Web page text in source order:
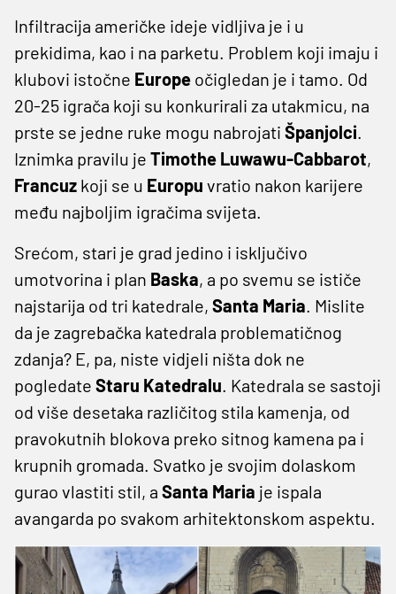
Infiltracija američke ideje vidljiva je i u
prekidima, kao i na parketu. Problem koji imaju i
klubovi istočne Europe očigledan je i tamo. Od
20-25 igrača koji su konkurirali za utakmicu, na
prste se jedne ruke mogu nabrojati Španjolci.
Iznimka pravilu je Timothe Luwawu-Cabbarot,
Francuz koji se u Europu vratio nakon karijere
među najboljim igračima svijeta.
Srećom, stari je grad jedino i isključivo
umotvorina i plan Baska, a po svemu se ističe
najstarija od tri katedrale, Santa Maria. Mislite
da je zagrebačka katedrala problematičnog
zdanja? E, pa, niste vidjeli ništa dok ne
pogledate Staru Katedralu. Katedrala se sastoji
od više desetaka različitog stila kamenja, od
pravokutnih blokova preko sitnog kamena pa i
krupnih gromada. Svatko je svojim dolaskom
gurao vlastiti stil, a Santa Maria je ispala
avangarda po svakom arhitektonskom aspektu.